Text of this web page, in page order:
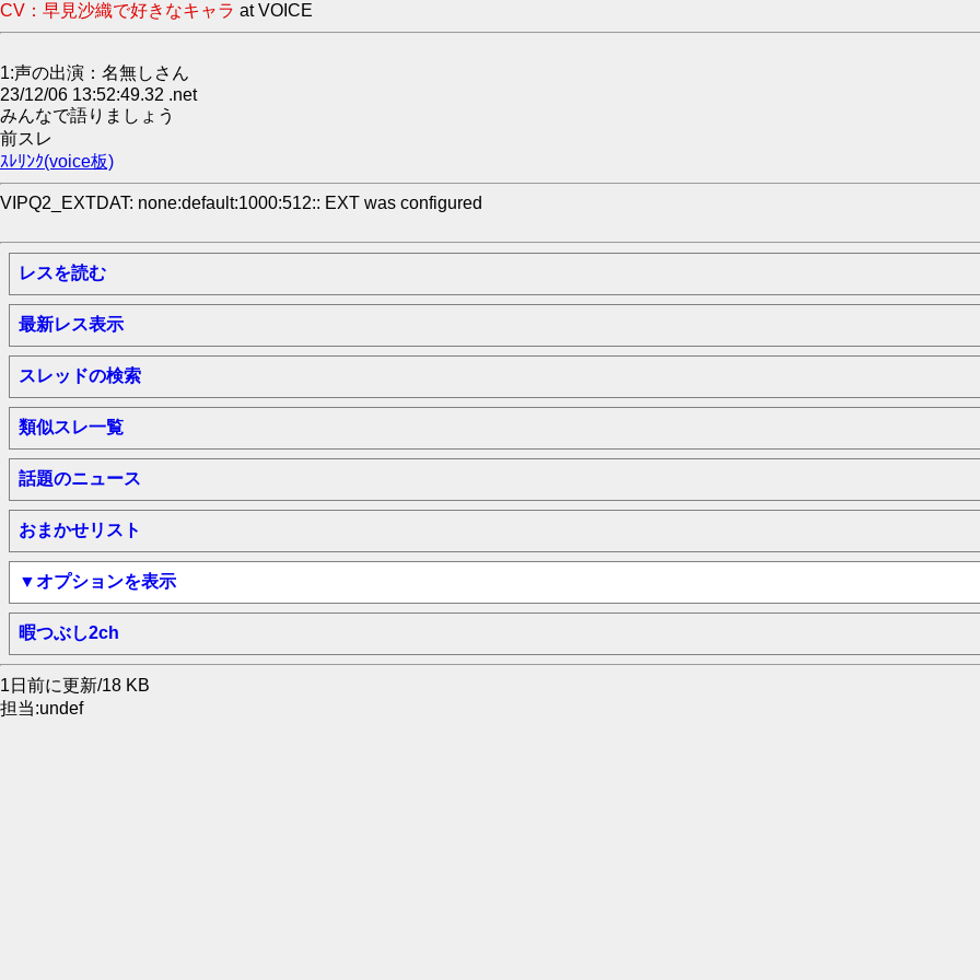
CV：早見沙織で好きなキャラ at VOICE
1:声の出演：名無しさん
23/12/06 13:52:49.32 .net
みんなで語りましょう
前スレ
ｽﾚﾘﾝｸ(voice板)
VIPQ2_EXTDAT: none:default:1000:512:: EXT was configured
レスを読む
最新レス表示
スレッドの検索
類似スレ一覧
話題のニュース
おまかせリスト
▼オプションを表示
暇つぶし2ch
1日前に更新/18 KB
担当:undef